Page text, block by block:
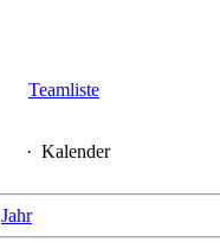
Teamliste
· Kalender
Jahr